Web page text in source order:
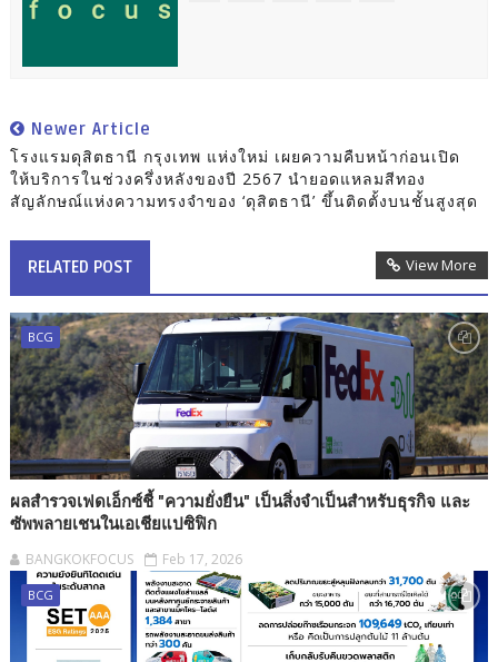
Newer Article
โรงแรมดุสิตธานี กรุงเทพ แห่งใหม่ เผยความคืบหน้าก่อนเปิด
ให้บริการในช่วงครึ่งหลังของปี 2567 นำยอดแหลมสีทอง
สัญลักษณ์แห่งความทรงจำของ ‘ดุสิตธานี’ ขึ้นติดตั้งบนชั้นสูงสุด
RELATED POST View More
BCG
ผลสำรวจเฟดเอ็กซ์ชี้ "ความยั่งยืน" เป็นสิ่งจำเป็นสำหรับธุรกิจ และ
ซัพพลายเชนในเอเชียแปซิฟิก
BANGKOKFOCUS Feb 17, 2026
BCG